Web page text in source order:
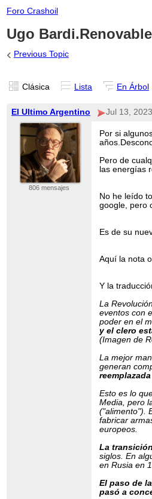
Foro Crashoil
Ugo
‹ Previous Topic
Clásica Lista En Árbol
El Ultimo Argentino Jul 13,
806 mensajes
Por si
Pero de
las energías
No he leído
google, pero
Es de su
Aquí la nota
Y la
La
eventos con
poder en el
y el clero
(Imagen de
La mejor
generan
Esto es lo
Media, pero
("alimento").
fabricar
europeos.
La
siglos. En
en Rusia en
El paso de
pasó a